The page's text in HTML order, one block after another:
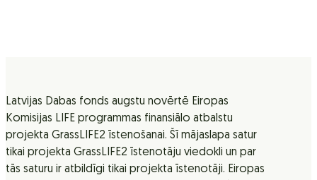
Latvijas Dabas fonds augstu novērtē Eiropas
Komisijas LIFE programmas finansiālo atbalstu
projekta GrassLIFE2 īstenošanai. Šī mājaslapa satur
tikai projekta GrassLIFE2 īstenotāju viedokli un par
tās saturu ir atbildīgi tikai projekta īstenotāji. Eiropas